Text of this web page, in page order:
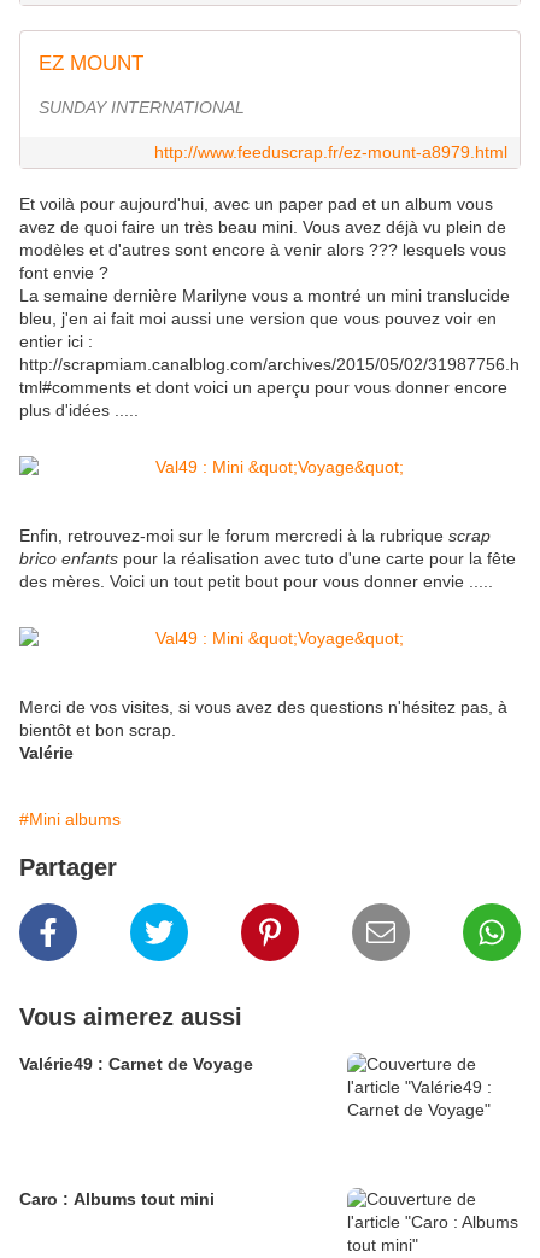
EZ MOUNT
SUNDAY INTERNATIONAL
http://www.feeduscrap.fr/ez-mount-a8979.html
Et voilà pour aujourd'hui, avec un paper pad et un album vous
avez de quoi faire un très beau mini. Vous avez déjà vu plein de
modèles et d'autres sont encore à venir alors ??? lesquels vous
font envie ?
La semaine dernière Marilyne vous a montré un mini translucide
bleu, j'en ai fait moi aussi une version que vous pouvez voir en
entier ici :
http://scrapmiam.canalblog.com/archives/2015/05/02/31987756.h
tml#comments et dont voici un aperçu pour vous donner encore
plus d'idées .....
Enfin, retrouvez-moi sur le forum mercredi à la rubrique scrap
brico enfants pour la réalisation avec tuto d'une carte pour la fête
des mères. Voici un tout petit bout pour vous donner envie .....
Merci de vos visites, si vous avez des questions n'hésitez pas, à
bientôt et bon scrap.
Valérie
#Mini albums
Partager
Vous aimerez aussi
Valérie49 : Carnet de Voyage
Caro : Albums tout mini